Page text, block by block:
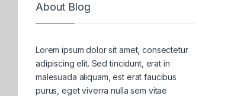
About Blog
Lorem ipsum dolor sit amet, consectetur
adipiscing elit. Sed tincidunt, erat in
malesuada aliquam, est erat faucibus
purus, eget viverra nulla sem vitae